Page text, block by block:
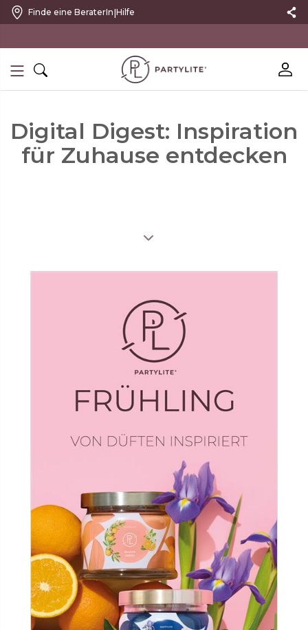
Finde eine BeraterIn|Hilfe
Digital Digest: Inspiration
für Zuhause entdecken